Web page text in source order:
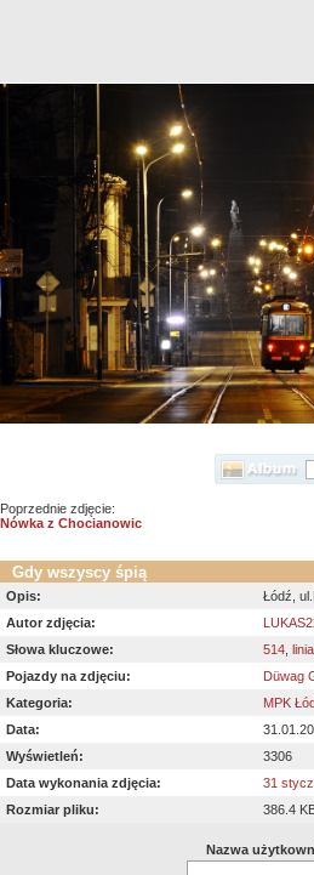
Poprzednie zdjęcie:
Nówka z Chocianowic
Gdy wszyscy śpią
Opis:
Łódź,
Autor zdjęcia:
Słowa kluczowe:
514
Pojazdy na zdjęciu:
Düwag
Kategoria:
MPK
Data:
Wyświetleń:
3306
Data wykonania zdjęcia:
31
Rozmiar pliku:
386.4
Nazwa